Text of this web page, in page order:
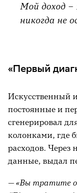
Мой доход –
никогда не
«Первый
Искусственный
постоянные и
сгенерировал
колонками, где
расходов.
данные, выдал
— «Вы тратите